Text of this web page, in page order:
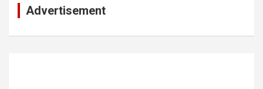
Advertisement